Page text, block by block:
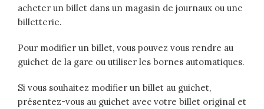
acheter un billet dans un magasin de journaux ou une
billetterie.
Pour modifier un billet, vous pouvez vous rendre au
guichet de la gare ou utiliser les bornes automatiques.
Si vous souhaitez modifier un billet au guichet,
présentez-vous au guichet avec votre billet original et